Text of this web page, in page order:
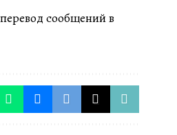
сообщений в